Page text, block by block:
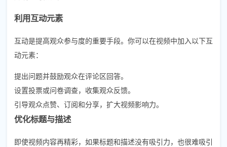
利用互动元素
互动是提高观众参与度的重要手段。你可以在视频中加入以下互
动元素：
提出问题并鼓励观众在评论区回答。
设置投票或问卷调查，收集观众反馈。
引导观众点赞、订阅和分享，扩大视频影响力。
优化标题与描述
即使视频内容再精彩，如果标题和描述没有吸引力，也很难吸引